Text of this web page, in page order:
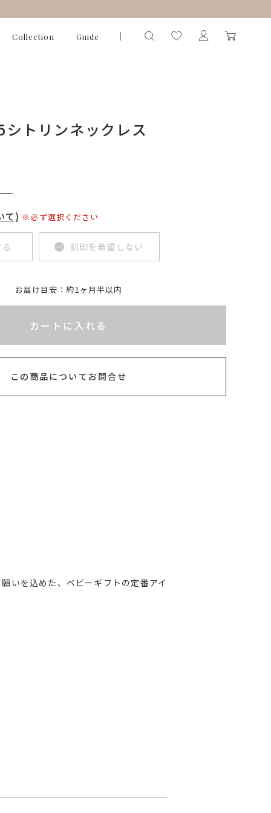
Collection Guide
トリンネックレス
て) ※必ず選択ください
刻印を希望しない
お届け目安：約1ヶ月半以内
カートに入れる
この商品についてお問合せ
いを込めた、ベビーギフトの定番アイ